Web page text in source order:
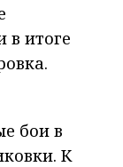
в итоге
бои в
К